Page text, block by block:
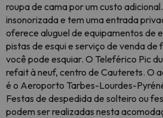
roupa de cama por um custo
insonorizada e tem uma entrada
oferece aluguel de equipamentos de
pistas de esqui e serviço de venda
você pode esquiar. O Teleférico Pic
refait à neuf, centro de Cauterets. O
é o Aeroporto Tarbes-Lourdes-
Festas de despedida de solteiro ou
podem ser realizadas nesta